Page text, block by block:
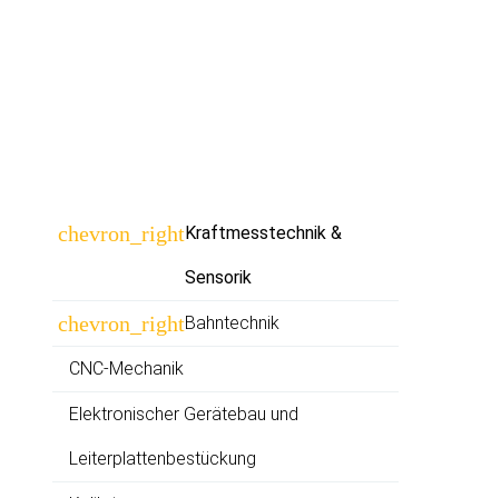
Navigation
chevron_rightKraftmesstechnik &
Sensorik
chevron_rightBahntechnik
CNC-Mechanik
Elektronischer Gerätebau und
Leiterplatten­bestückung